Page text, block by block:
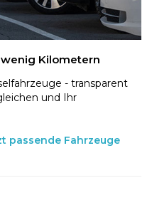
Kilometern
- transparent
und Ihr
passende Fahrzeuge